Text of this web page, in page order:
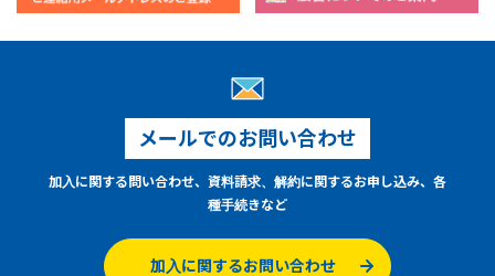
メールでのお問い合わせ
加入に関する問い合わせ、資料請求、解約に関するお申し込み、各
種手続きなど
加入に関するお問い合わせ